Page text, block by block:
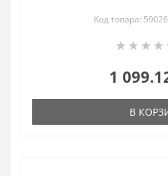
Код товара:
1
В